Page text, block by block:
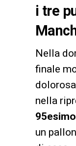
i tre
Nella
finale
nella
un